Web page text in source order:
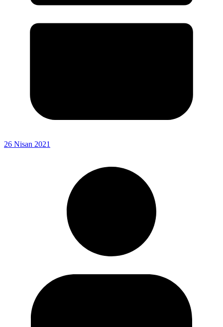
26 Nisan 2021